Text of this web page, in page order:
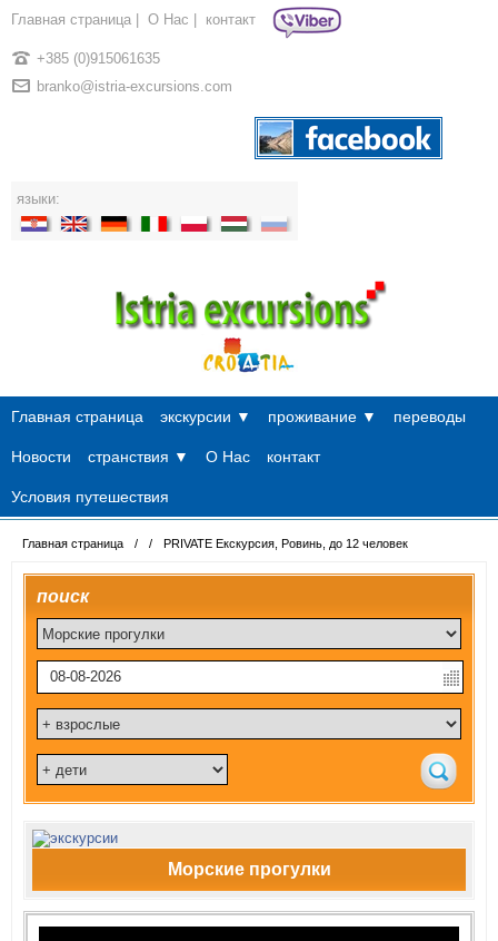
Главная страница О Нac контакт
+385 (0)915061635
branko@istria-excursions.com
языки:
Главная страница экскурсии ▼ проживание ▼ переводы
Новости странствия ▼ О Нac контакт
Условия путешествия
Главная страница / / PRIVATE Екскурсия, Ровинь, до 12 человек
поиск
Морские прогулки